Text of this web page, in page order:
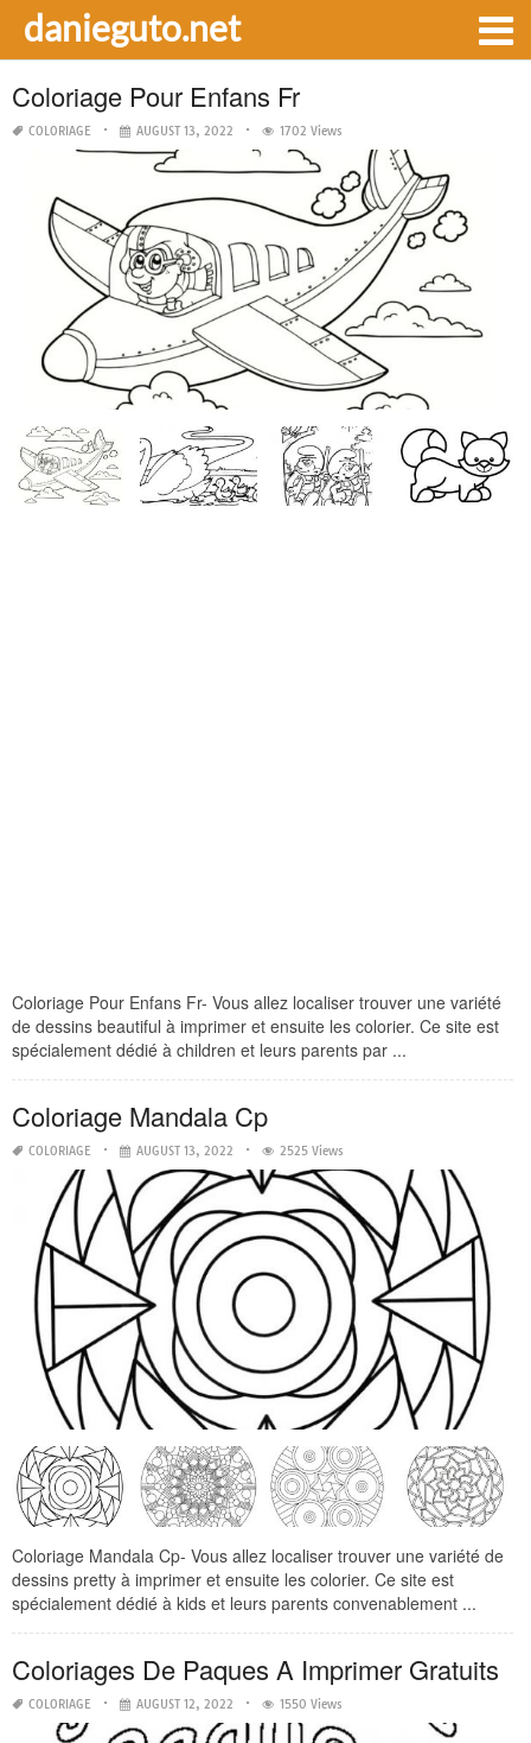
danieguto.net
Coloriage Pour Enfans Fr
COLORIAGE AUGUST 13, 2022 1702 Views
Coloriage Pour Enfans Fr- Vous allez localiser trouver une variété
de dessins beautiful à imprimer et ensuite les colorier. Ce site est
spécialement dédié à children et leurs parents par ...
Coloriage Mandala Cp
COLORIAGE AUGUST 13, 2022 2525 Views
Coloriage Mandala Cp- Vous allez localiser trouver une variété de
dessins pretty à imprimer et ensuite les colorier. Ce site est
spécialement dédié à kids et leurs parents convenablement ...
Coloriages De Paques A Imprimer Gratuits
COLORIAGE AUGUST 12, 2022 1550 Views